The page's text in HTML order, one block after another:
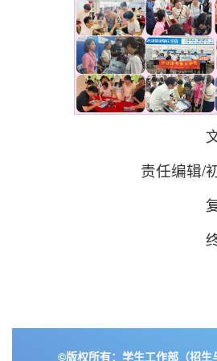
责任编辑/
©版权所有：学生工作部（招生